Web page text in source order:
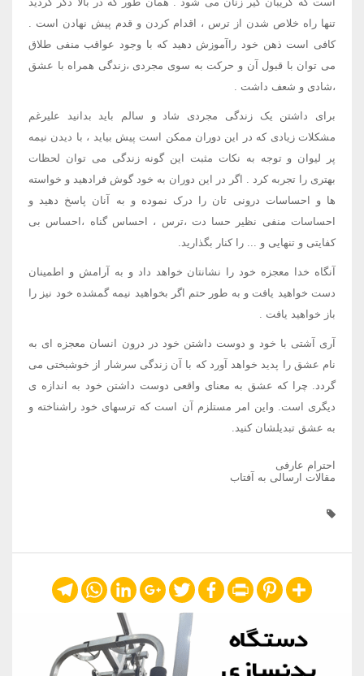
تنها راه خلاص شدن از ترس ، اقدام کردن و قدم پیش نهادن است .
کافی است ذهن خود راآموزش دهید که با وجود عواقب منفی طلاق
می توان با قبول آن و حرکت به سوی مجردی ،زندگی همراه با عشق
،شادی و شعف داشت .
برای داشتن یک زندگی مجردی شاد و سالم باید بدانید علیرغم
مشکلات زیادی که در این دوران ممکن است پیش بیاید ، با دیدن نیمه
پر لیوان و توجه به نکات مثبت این گونه زندگی می توان لحظات
بهتری را تجربه کرد . اگر در این دوران به خود گوش فرادهید و خواسته
ها و احساسات درونی تان را درک نموده و به آنان پاسخ دهید و
احساسات منفی نظیر حسا دت ،ترس ، احساس گناه ،احساس بی
کفایتی و تنهایی و ... را کنار بگذارید.
آنگاه خدا معجزه خود را نشانتان خواهد داد و به آرامش و اطمینان
دست خواهید یافت و به طور حتم اگر بخواهید نیمه گمشده خود نیز را
باز خواهید یافت .
آری آشتی با خود و دوست داشتن خود در درون انسان معجزه ای به
نام عشق را پدید خواهد آورد که با آن زندگی سرشار از خوشبختی می
گردد. چرا که عشق به معنای واقعی دوست داشتن خود به اندازه ی
دیگری است. واین امر مستلزم آن است که ترسهای خود راشناخته و
به عشق تبدیلشان کنید.
احترام عارفی
مقالات ارسالی به آفتاب
Share
Pinterest
Print
Facebook
Twitter
Google+
LinkedIn
WhatsApp
Telegram